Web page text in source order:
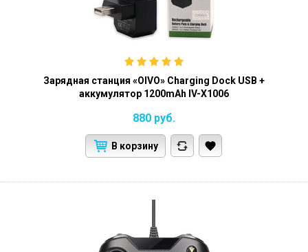
Зарядная станция «OIVO» Charging Dock USB +
аккумулятор 1200mAh IV-X1006
880 руб.
В корзину